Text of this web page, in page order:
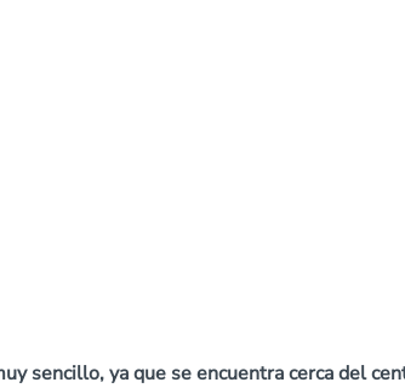
sencillo, ya que se encuentra cerca del